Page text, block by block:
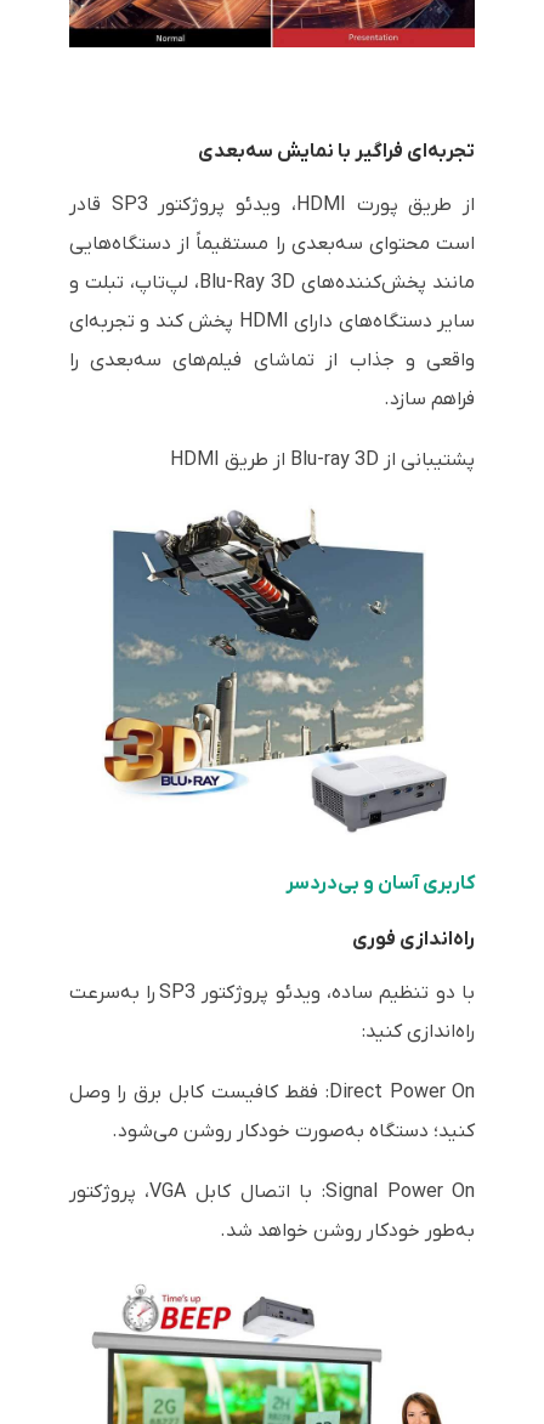
تجربه‌ای فراگیر با نمایش سه‌بعدی
از طریق پورت HDMI، ویدئو پروژکتور SP3 قادر
است محتوای سه‌بعدی را مستقیماً از دستگاه‌هایی
مانند پخش‌کننده‌های Blu-Ray 3D، لپ‌تاپ، تبلت و
سایر دستگاه‌های دارای HDMI پخش کند و تجربه‌ای
واقعی و جذاب از تماشای فیلم‌های سه‌بعدی را
فراهم سازد.
پشتیبانی از Blu-ray 3D از طریق HDMI
کاربری آسان و بی‌دردسر
راه‌اندازی فوری
با دو تنظیم ساده، ویدئو پروژکتور SP3
را به‌سرعت
راه‌اندازی کنید:
Direct Power On: فقط کافیست کابل برق را وصل
کنید؛ دستگاه به‌صورت خودکار روشن می‌شود.
Signal Power On: با اتصال کابل VGA، پروژکتور
به‌طور خودکار روشن خواهد شد.